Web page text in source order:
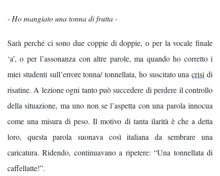
- Ho mangiato una tonna di frutta -
Sarà perché ci sono due coppie di doppie, o per la vocale finale
‘a’, o per l’assonanza con altre parole, ma quando ho corretto i
miei studenti sull’errore tonna/ tonnellata, ho suscitato unacrisi di
risatine. A lezione ogni tanto può succedere di perdere il controllo
della situazione, ma uno non se l’aspetta con una parola innocua
come una misura di peso. Il motivo di tanta ilarità è che a detta
loro, questa parola suonava così italiana da sembrare una
caricatura. Ridendo, continuavano a ripetere: “Una tonnellata di
caffellatte!”.